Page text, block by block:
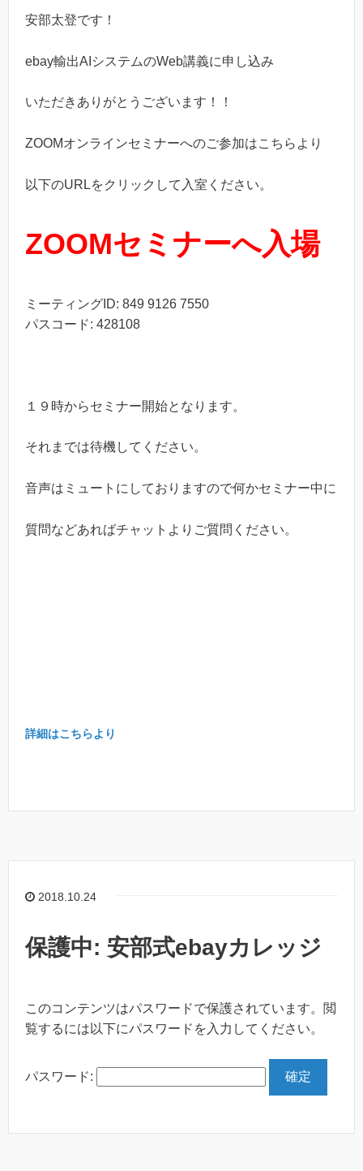
安部太登です！
ebay輸出AIシステムのWeb講義に申し込み
いただきありがとうございます！！
ZOOMオンラインセミナーへのご参加はこちらより
以下のURLをクリックして入室ください。
ZOOMセミナーへ入場
ミーティングID: 849 9126 7550
パスコード: 428108
１９時からセミナー開始となります。
それまでは待機してください。
音声はミュートにしておりますので何かセミナー中に
質問などあればチャットよりご質問ください。
詳細はこちらより
2018.10.24
保護中: 安部式ebayカレッジ
このコンテンツはパスワードで保護されています。閲
覧するには以下にパスワードを入力してください。
パスワード: